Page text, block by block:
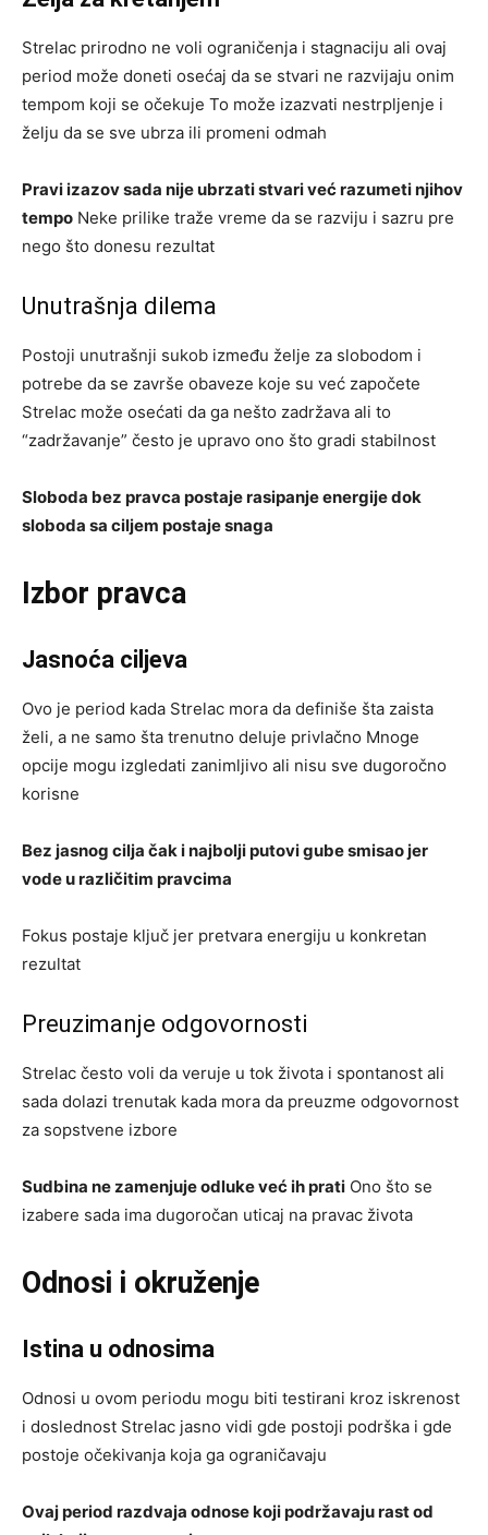
Strelac prirodno ne voli ograničenja i stagnaciju ali ovaj
period može doneti osećaj da se stvari ne razvijaju onim
tempom koji se očekuje To može izazvati nestrpljenje i
želju da se sve ubrza ili promeni odmah
Pravi izazov sada nije ubrzati stvari već razumeti njihov
tempo Neke prilike traže vreme da se razviju i sazru pre
nego što donesu rezultat
Unutrašnja dilema
Postoji unutrašnji sukob između želje za slobodom i
potrebe da se završe obaveze koje su već započete
Strelac može osećati da ga nešto zadržava ali to
“zadržavanje” često je upravo ono što gradi stabilnost
Sloboda bez pravca postaje rasipanje energije dok
sloboda sa ciljem postaje snaga
Izbor pravca
Jasnoća ciljeva
Ovo je period kada Strelac mora da definiše šta zaista
želi, a ne samo šta trenutno deluje privlačno Mnoge
opcije mogu izgledati zanimljivo ali nisu sve dugoročno
korisne
Bez jasnog cilja čak i najbolji putovi gube smisao jer
vode u različitim pravcima
Fokus postaje ključ jer pretvara energiju u konkretan
rezultat
Preuzimanje odgovornosti
Strelac često voli da veruje u tok života i spontanost ali
sada dolazi trenutak kada mora da preuzme odgovornost
za sopstvene izbore
Sudbina ne zamenjuje odluke već ih prati Ono što se
izabere sada ima dugoročan uticaj na pravac života
Odnosi i okruženje
Istina u odnosima
Odnosi u ovom periodu mogu biti testirani kroz iskrenost
i doslednost Strelac jasno vidi gde postoji podrška i gde
postoje očekivanja koja ga ograničavaju
Ovaj period razdvaja odnose koji podržavaju rast od